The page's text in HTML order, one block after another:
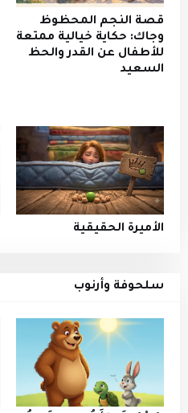
قصة النجم المحظوظ
وجاك: حكاية خيالية ممتعة
للأطفال عن القدر والحظ
السعيد
الأميرة الحقيقية
سلحوفة وأرنوب